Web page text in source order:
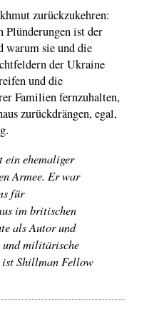
zurückzukehren:
Plünderungen ist der
warum sie und die
der Ukraine
und die
Familien fernzuhalten,
zurückdrängen, egal,
ein ehemaliger
Armee. Er war
für
im britischen
als Autor und
militärische
ist Shillman Fellow